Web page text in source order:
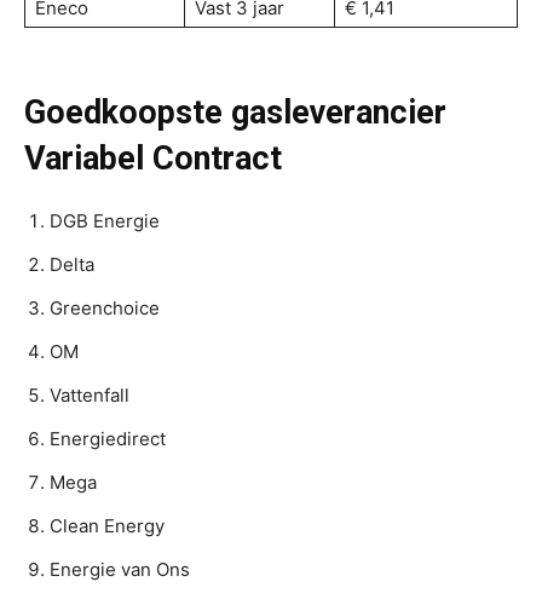
Eneco
Vast 3 jaar € 1,41
Goedkoopste gasleverancier
Variabel Contract
DGB Energie
Delta
Greenchoice
OM
Vattenfall
Energiedirect
Mega
Clean Energy
Energie van Ons